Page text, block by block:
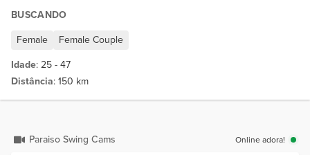
BUSCANDO
Female
Female Couple
Idade: 25 - 47
Distância: 150 km
Paraiso Swing Cams Online adora!